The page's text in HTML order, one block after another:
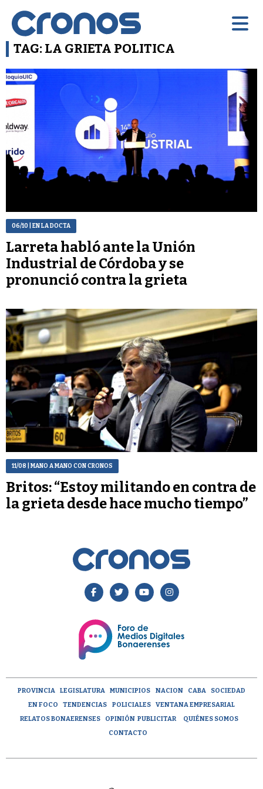
TAG: LA GRIETA POLITICA
06/10 | EN LA DOCTA
Larreta habló ante la Unión
Industrial de Córdoba y se
pronunció contra la grieta
11/08 | MANO A MANO CON CRONOS
Britos: “Estoy militando en contra de
la grieta desde hace mucho tiempo”
PROVINCIA LEGISLATURA MUNICIPIOS NACION CABA
SOCIEDAD
EN FOCO
TENDENCIAS POLICIALES
VENTANA EMPRESARIAL
RELATOS BONAERENSES
OPINIÓN PUBLICITAR
QUIÉNES SOMOS
CONTACTO